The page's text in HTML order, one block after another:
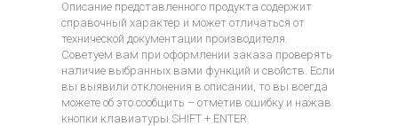
Описание представленного продукта содержит
справочный характер и может отличаться от
технической документации производителя.
Советуем вам при оформлении заказа проверять
наличие выбранных вами функций и свойств. Если
вы выявили отклонения в описании, то вы всегда
можете об это сообщить – отметив ошибку и нажав
кнопки клавиатуры SHIFT + ENTER